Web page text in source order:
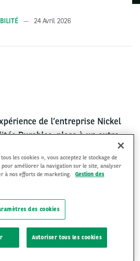
24 Avril 2026
de l’entreprise Nickel
Durables, place à un autre
d’une enveloppe budgétaire
Mobility Pass, il est attribué
de fonction.
des nouvelles
les cookies », vous acceptez le stockage de
améliorer la navigation sur le site, analyser
à nos efforts de marketing.
Gestion des
des cookies
Autoriser tous les cookies